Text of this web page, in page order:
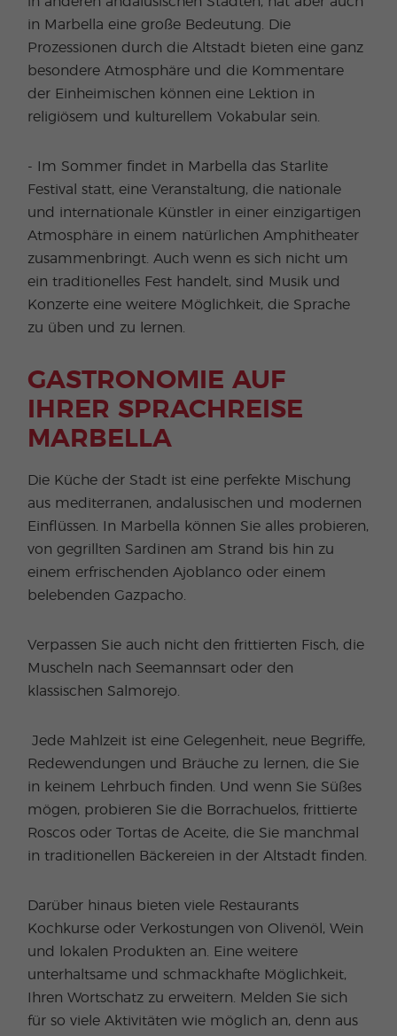
in Marbella eine große Bedeutung. Die
Prozessionen durch die Altstadt bieten eine ganz
besondere Atmosphäre und die Kommentare
der Einheimischen können eine Lektion in
religiösem und kulturellem Vokabular sein.
- Im Sommer findet in Marbella das Starlite
Festival statt, eine Veranstaltung, die nationale
und internationale Künstler in einer einzigartigen
Atmosphäre in einem natürlichen Amphitheater
zusammenbringt. Auch wenn es sich nicht um
ein traditionelles Fest handelt, sind Musik und
Konzerte eine weitere Möglichkeit, die Sprache
zu üben und zu lernen.
GASTRONOMIE AUF
IHRER SPRACHREISE
MARBELLA
Die Küche der Stadt ist eine perfekte Mischung
aus mediterranen, andalusischen und modernen
Einflüssen. In Marbella können Sie alles probieren,
von gegrillten Sardinen am Strand bis hin zu
einem erfrischenden Ajoblanco oder einem
belebenden Gazpacho.
Verpassen Sie auch nicht den frittierten Fisch, die
Muscheln nach Seemannsart oder den
klassischen Salmorejo.
Jede Mahlzeit ist eine Gelegenheit, neue Begriffe,
Redewendungen und Bräuche zu lernen, die Sie
in keinem Lehrbuch finden. Und wenn Sie Süßes
mögen, probieren Sie die Borrachuelos, frittierte
Roscos oder Tortas de Aceite, die Sie manchmal
in traditionellen Bäckereien in der Altstadt finden.
Darüber hinaus bieten viele Restaurants
Kochkurse oder Verkostungen von Olivenöl, Wein
und lokalen Produkten an. Eine weitere
unterhaltsame und schmackhafte Möglichkeit,
Ihren Wortschatz zu erweitern. Melden Sie sich
für so viele Aktivitäten wie möglich an, denn aus